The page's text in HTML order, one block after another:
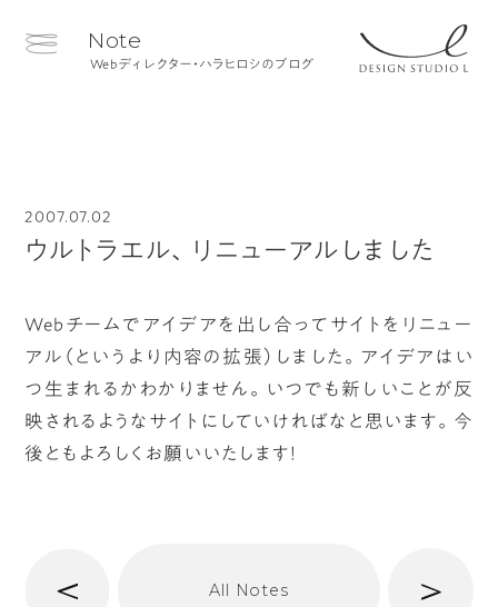
Note
Webディレクター・ハラヒロシのブログ
2007.07.02
ウルトラエル、リニューアルしました
Webチームでアイデアを出し合ってサイトをリニュー
アル（というより内容の拡張）しました。アイデアはい
つ生まれるかわかりません。いつでも新しいことが反
映されるようなサイトにしていければなと思います。今
後ともよろしくお願いいたします！
前 All Notes 次